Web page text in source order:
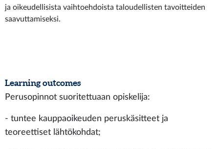
ja oikeudellisista vaihtoehdoista taloudellisten tavoitteiden
saavuttamiseksi.
Learning outcomes
Perusopinnot suoritettuaan opiskelija:
- tuntee kauppaoikeuden peruskäsitteet ja
teoreettiset lähtökohdat;